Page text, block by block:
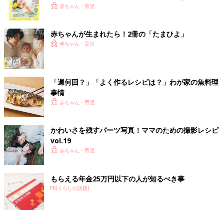
離乳完了期 1才～1才6カ月ごろのレシピ
1歳～1歳6ヶ月ごろから使える、米、めん、パ
ンなど炭水化物を含む食材を使った、エネルギ
ラガスとハムのパスタ
1歳〜1歳6ヶ月ごろの離乳食★レンチン
だけでOK！簡単レシピ４選
下ごしらえだけでなく、複数食材を一緒にゆで
できる、1歳〜1歳6ヶ月の離乳食におすすめの
簡単レシピをご紹介します。
く！ おっぱい・ミルクの基本と夏のトラブル 解決テ
赤ちゃん・育児
赤ちゃんが生まれたら！2冊の「たまひよ」
赤ちゃん・育児
「週何回？」「よく作るレシピは？」わが家の魚料理
事情
赤ちゃん・育児
かわいさを残すパーツ写真！ママのための撮影レシピ
vol.19
赤ちゃん・育児
もらえる年金25万円以下の人が知るべき事
PR(くらしの話題)